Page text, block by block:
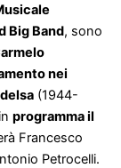
Big Band, sono
nei
(1944-
programma il
Francesco
Petrocelli.